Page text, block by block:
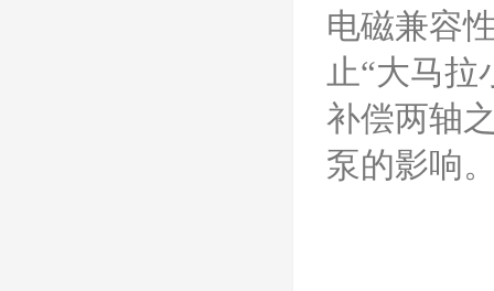
电磁兼容
止“大马拉
补偿两轴
泵的影响